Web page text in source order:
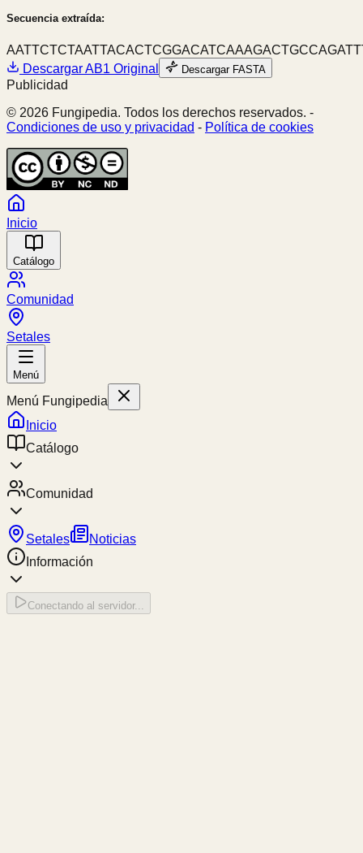
Secuencia extraída:
DescargarAB1 Original Descargar FASTA
Publicidad
© 2026 Fungipedia. Todos los derechos reservados. -
Condiciones de uso y privacidad - Política de cookies
Inicio
Catálogo
Comunidad
Setales
Menú
Menú Fungipedia
Inicio
Catálogo
Comunidad
Setales
Noticias
Información
Conectando al servidor...